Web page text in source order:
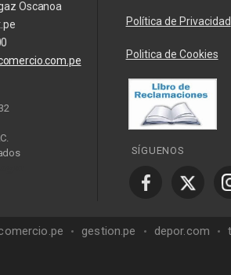
Oscanoa
Política de Privacidad
Politica de Cookies
SÍGUENOS
gestion.pe depor.com